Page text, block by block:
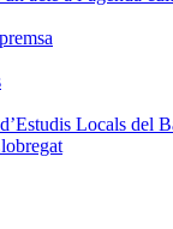
Locals del